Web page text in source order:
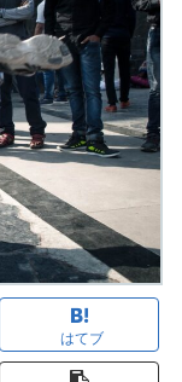
はてブ